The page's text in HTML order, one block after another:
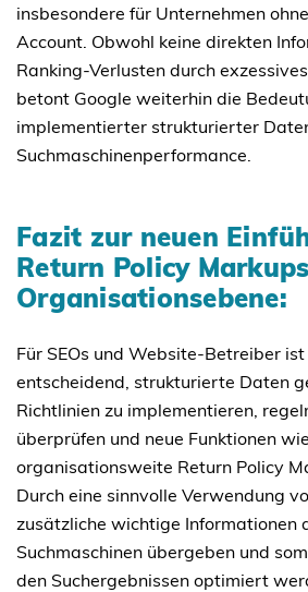
insbesondere für Unternehmen
Account. Obwohl keine direkten
Ranking-Verlusten durch
betont Google weiterhin die
implementierter strukturierter
Suchmaschinenperformance.
Fazit zur neuen
Return Policy
Organisationsebene:
Für SEOs und Website-Betreiber
entscheidend, strukturierte Daten
Richtlinien zu implementieren,
überprüfen und neue Funktionen
organisationsweite Return Policy
Durch eine sinnvolle Verwendung
zusätzliche wichtige Informationen
Suchmaschinen übergeben und
den Suchergebnissen optimiert